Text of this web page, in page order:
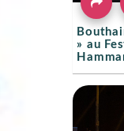
» au